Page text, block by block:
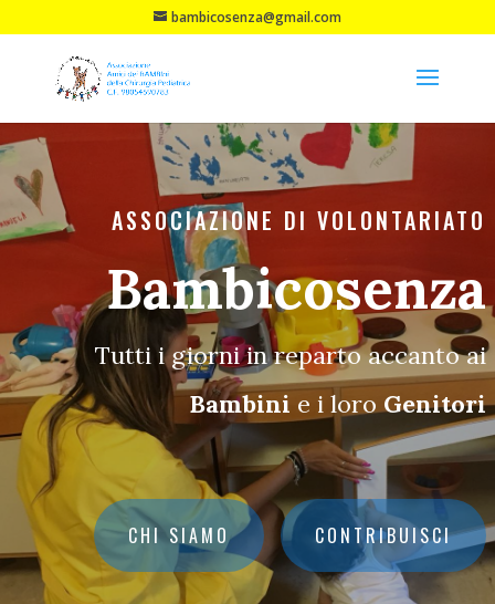
bambicosenza@gmail.com
ASSOCIAZIONE DI VOLONTARIATO
Bambicosenza
Tutti i giorni in reparto accanto ai
Bambini e i loroGenitori
CHI SIAMO CONTRIBUISCI